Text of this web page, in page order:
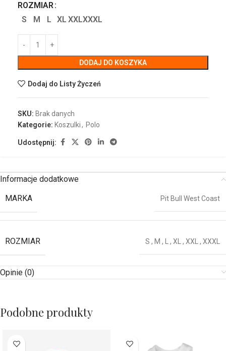
ROZMIAR
S
M L XL XXLXXXL
DODAJ DO KOSZYKA
Dodaj do Listy Życzeń
SKU: Brak danych
Kategorie: Koszulki, Polo
Udostępnij:
Informacje dodatkowe
MARKA
Pit Bull West Coast
ROZMIAR S , M , L, XL, XXL, XXXL
Opinie (0)
Podobne produkty